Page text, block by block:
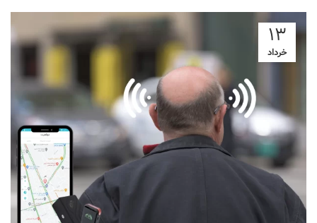
۱۳
خرداد